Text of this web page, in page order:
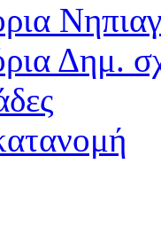
Δημ.